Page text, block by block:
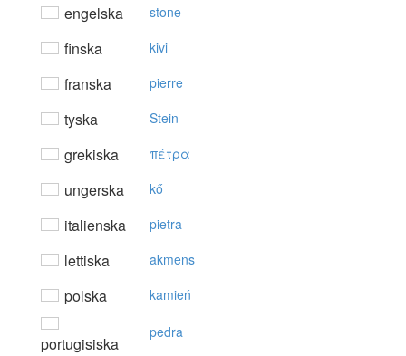
engelska stone
finska kivi
franska pierre
tyska Stein
grekiska πέτρα
ungerska kő
italienska pietra
lettiska akmens
polska kamień
portugisiska
pedra